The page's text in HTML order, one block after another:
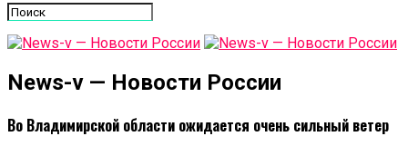
News-v — Новости России
Во Владимирской области ожидается очень сильный ветер